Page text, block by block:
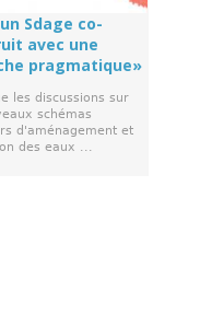
Sdage co-
avec une
pragmatique»
les discussions sur
schémas
d'aménagement et
des eaux ...